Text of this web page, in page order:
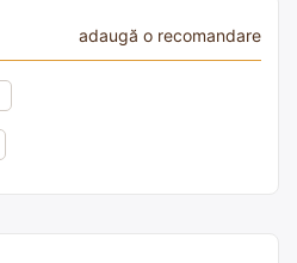
adaugă o recomandare